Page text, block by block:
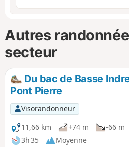
Autres
secteur
Du bac de Basse
Pont Pierre
Visorandonneur
11,66 km
+74 m
-66 m
3h 35
Moyenne